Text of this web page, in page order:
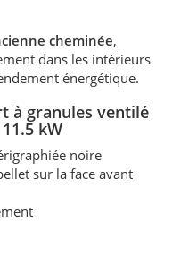
cheminée,
dans les intérieurs
énergétique.
à granules ventilé
kW
noire
sur la face avant